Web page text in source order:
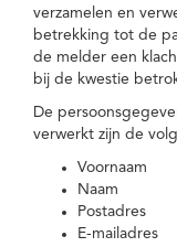
verzamelen en
betrekking tot de
de melder een
bij de kwestie
De
verwerkt zijn de
Voornaam
Naam
Postadres
E-mailadres